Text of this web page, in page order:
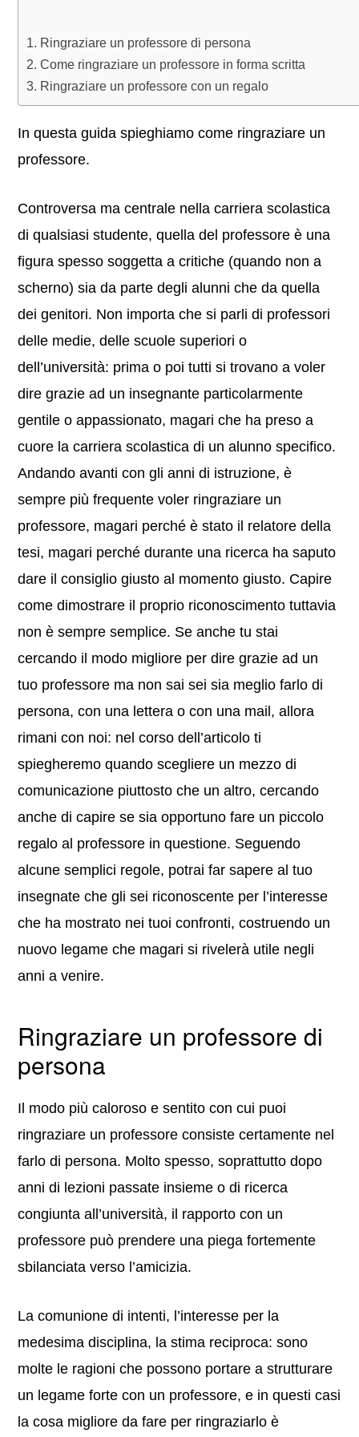
Ringraziare un professore di persona
Come ringraziare un professore in forma scritta
Ringraziare un professore con un regalo
In questa guida spieghiamo come ringraziare un
professore.
Controversa ma centrale nella carriera scolastica
di qualsiasi studente, quella del professore è una
figura spesso soggetta a critiche (quando non a
scherno) sia da parte degli alunni che da quella
dei genitori. Non importa che si parli di professori
delle medie, delle scuole superiori o
dell’università: prima o poi tutti si trovano a voler
dire grazie ad un insegnante particolarmente
gentile o appassionato, magari che ha preso a
cuore la carriera scolastica di un alunno specifico.
Andando avanti con gli anni di istruzione, è
sempre più frequente voler ringraziare un
professore, magari perché è stato il relatore della
tesi, magari perché durante una ricerca ha saputo
dare il consiglio giusto al momento giusto. Capire
come dimostrare il proprio riconoscimento tuttavia
non è sempre semplice. Se anche tu stai
cercando il modo migliore per dire grazie ad un
tuo professore ma non sai sei sia meglio farlo di
persona, con una lettera o con una mail, allora
rimani con noi: nel corso dell’articolo ti
spiegheremo quando scegliere un mezzo di
comunicazione piuttosto che un altro, cercando
anche di capire se sia opportuno fare un piccolo
regalo al professore in questione. Seguendo
alcune semplici regole, potrai far sapere al tuo
insegnate che gli sei riconoscente per l’interesse
che ha mostrato nei tuoi confronti, costruendo un
nuovo legame che magari si rivelerà utile negli
anni a venire.
Ringraziare un professore di
persona
Il modo più caloroso e sentito con cui puoi
ringraziare un professore consiste certamente nel
farlo di persona. Molto spesso, soprattutto dopo
anni di lezioni passate insieme o di ricerca
congiunta all’università, il rapporto con un
professore può prendere una piega fortemente
sbilanciata verso l’amicizia.
La comunione di intenti, l’interesse per la
medesima disciplina, la stima reciproca: sono
molte le ragioni che possono portare a strutturare
un legame forte con un professore, e in questi casi
la cosa migliore da fare per ringraziarlo è